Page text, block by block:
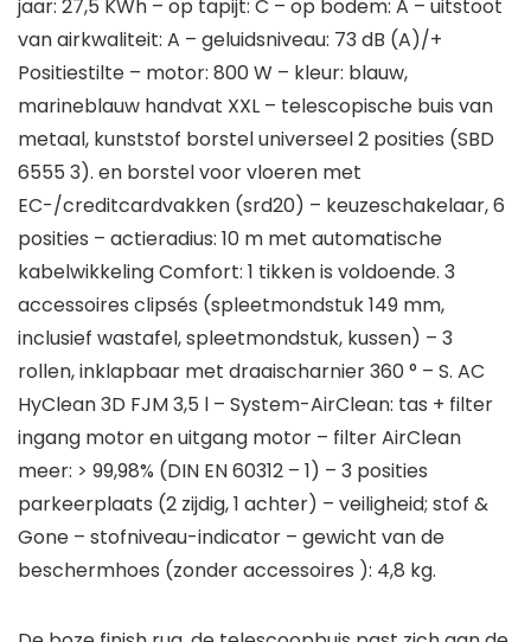
jaar: 27,5 KWh – op tapijt: C – op bodem: A – uitstoot
van airkwaliteit: A – geluidsniveau: 73 dB (A)/+
Positiestilte – motor: 800 W – kleur: blauw,
marineblauw handvat XXL – telescopische buis van
metaal, kunststof borstel universeel 2 posities (SBD
6555 3). en borstel voor vloeren met
EC-/creditcardvakken (srd20) – keuzeschakelaar, 6
posities – actieradius: 10 m met automatische
kabelwikkeling Comfort: 1 tikken is voldoende. 3
accessoires clipsés (spleetmondstuk 149 mm,
inclusief wastafel, spleetmondstuk, kussen) – 3
rollen, inklapbaar met draaischarnier 360 ° – S. AC
HyClean 3D FJM 3,5 l – System-AirClean: tas + filter
ingang motor en uitgang motor – filter AirClean
meer: > 99,98% (DIN EN 60312 – 1) – 3 posities
parkeerplaats (2 zijdig, 1 achter) – veiligheid; stof &
Gone – stofniveau-indicator – gewicht van de
beschermhoes (zonder accessoires ): 4,8 kg.